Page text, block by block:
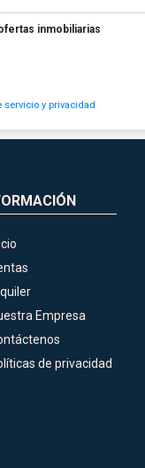
inmobiliarias
servicio y privacidad
Empresa
de privacidad